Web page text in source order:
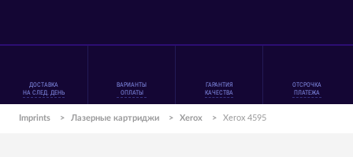
ДОСТАВКА
НА СЛЕД. ДЕНЬ
ВАРИАНТЫ
ОПЛАТЫ
ГАРАНТИЯ
КАЧЕСТВА
ОТСРОЧКА
ПЛАТЕЖА
Imprints > Лазерные картриджи > Xerox > Xerox 4595